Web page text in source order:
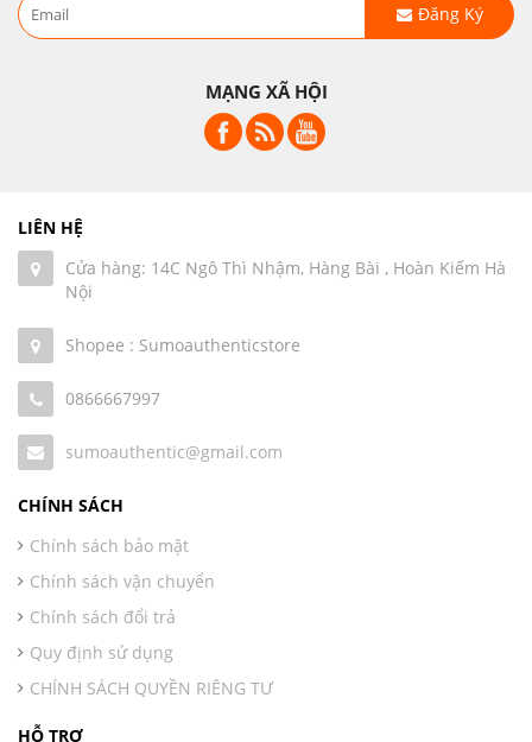
Đăng Ký
MẠNG XÃ HỘI
LIÊN HỆ
Cửa hàng: 14C Ngô Thì Nhậm, Hàng Bài , Hoàn Kiếm Hà
Nội
Shopee : Sumoauthenticstore
0866667997
sumoauthentic@gmail.com
CHÍNH SÁCH
Chính sách bảo mật
Chính sách vận chuyển
Chính sách đổi trả
Quy định sử dụng
CHÍNH SÁCH QUYỀN RIÊNG TƯ
HỖ TRỢ